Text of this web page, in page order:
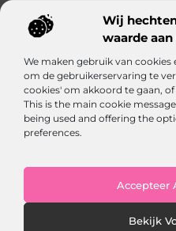
Wij
waarde
We maken gebruik van
om de gebruikerservaring te
cookies' om akkoord te gaan,
This is the main cookie
being used and offering the
preferences.
Accepteer
Bekijk
Onze informatie
Bericht categorie
Website index
@2025